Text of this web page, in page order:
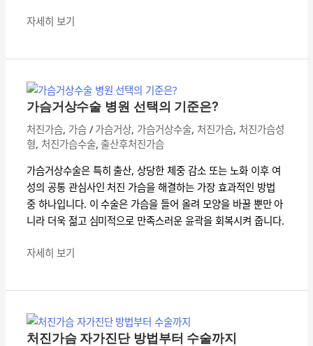
로
을
되
는
완
벽
가
이
드
자세히 보기
가슴거상수술 병원 선택의 기준은?
처진가슴, 가슴/ 가슴거상, 가슴거상수술, 처진가슴, 처진가슴성
형, 처진가슴수술,출산후처진가슴
가슴거상수술은 특히 출산, 상당한 체중 감소 또는 노화 이후 여
성의 공통 관심사인 처진 가슴을 해결하는 가장 효과적인 방법
중 하나입니다. 이 수술은 가슴을 들어 올려 모양을 바꿀 뿐만 아
니라 더욱 젊고 심미적으로 만족스러운 윤곽을 회복시켜 줍니다.
슴
거
수
술
병
원
선
택
기
자세히 보기
처진가슴 자가진단 방법부터 수술까지
진
가